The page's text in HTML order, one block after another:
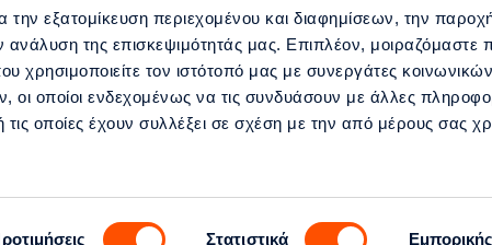
την εξατομίκευση περιεχομένου και διαφημίσεων, την
ανάλυση της επισκεψιμότητάς μας. Επιπλέον, μοιραζόμαστε
χρησιμοποιείτε τον ιστότοπό μας με συνεργάτες
οι οποίοι ενδεχομένως να τις συνδυάσουν με άλλες
οποίες έχουν συλλέξει σε σχέση με την από μέρους σας
Στατιστικά
ΣΤΡΑΤΗΓΙΚΟΣ ΜΕΤΑΣΧΗΜΑΤΙΣΜΟΣ ΚΑΙ
ΒΟΗΘΕΙΑ ΚΑΙ ΥΠΟΣΤΗΡΙΞΗ
5, 117 43 Αθήνα